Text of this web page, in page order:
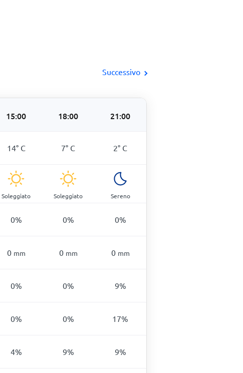
Successivo
15:00 18:00 21:00
14° C 7° C 2° C
Soleggiato Soleggiato Sereno
0% 0% 0%
0 mm 0 mm 0 mm
0% 0% 9%
0% 0% 17%
4% 9% 9%